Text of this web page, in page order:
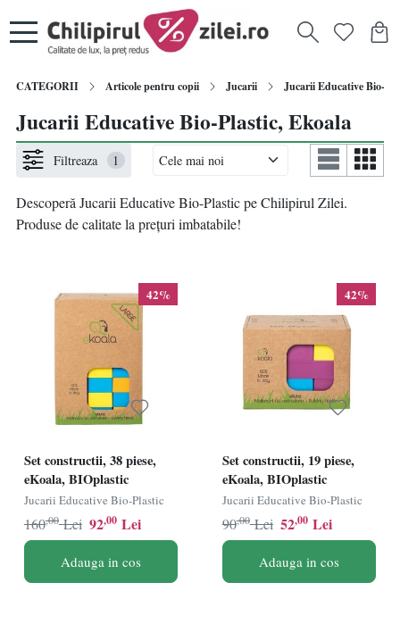
CATEGORII Articole pentru copii Jucarii Jucarii Educative Bio-
Jucarii Educative Bio-Plastic, Ekoala
Filtreaza 1
Descoperă Jucarii Educative Bio-Plastic pe Chilipirul Zilei.
Produse de calitate la prețuri imbatabile!
42%
Set constructii, 38 piese,
eKoala, BIOplastic
Jucarii Educative Bio-Plastic
92,00 Lei
160,00 Lei
Adauga in cos
42%
Set constructii, 19 piese,
eKoala, BIOplastic
Jucarii Educative Bio-Plastic
52,00 Lei
90,00 Lei
Adauga in cos